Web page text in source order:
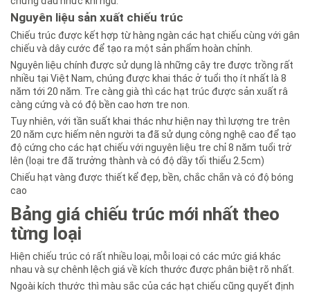
Nguyên liệu sản xuất chiếu trúc
Chiếu trúc được kết hợp từ hàng ngàn các hạt chiếu cùng với gân
chiếu và dây cước để tạo ra một sản phẩm hoàn chỉnh.
Nguyên liệu chính được sử dụng là những cây tre được trồng rất
nhiều tại Việt Nam, chúng được khai thác ở tuổi thọ ít nhất là 8
năm tới 20 năm. Tre càng già thì các hạt trúc được sản xuất râ
càng cứng và có độ bền cao hơn tre non.
Tuy nhiên, với tần suất khai thác như hiện nay thì lượng tre trên
20 năm cực hiếm nên người ta đã sử dụng công nghệ cao để tạo
độ cứng cho các hạt chiếu với nguyên liệu tre chỉ 8 năm tuổi trở
lên (loại tre đã trưởng thành và có độ dầy tối thiểu 2.5cm)
Chiếu hạt vàng được thiết kể đẹp, bền, chắc chắn và có độ bóng
cao
Bảng giá chiếu trúc mới nhất theo
từng loại
Hiện chiếu trúc có rất nhiều loại, mỗi loại có các mức giá khác
nhau và sự chênh lệch giá về kích thước được phân biệt rõ nhất.
Ngoài kích thước thì màu sắc của các hạt chiếu cũng quyết định